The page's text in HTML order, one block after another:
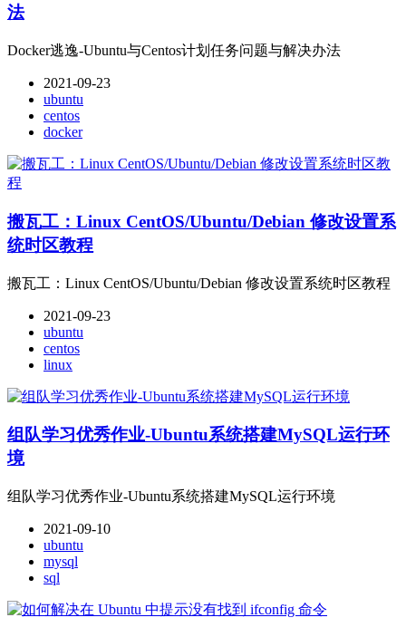
法
Docker逃逸-Ubuntu与Centos计划任务问题与解决办法
2021-09-23
ubuntu
centos
docker
搬瓦工：Linux CentOS/Ubuntu/Debian 修改设置系
统时区教程
搬瓦工：Linux CentOS/Ubuntu/Debian 修改设置系统时区教程
2021-09-23
ubuntu
centos
linux
组队学习优秀作业-Ubuntu系统搭建MySQL运行环
境
组队学习优秀作业-Ubuntu系统搭建MySQL运行环境
2021-09-10
ubuntu
mysql
sql